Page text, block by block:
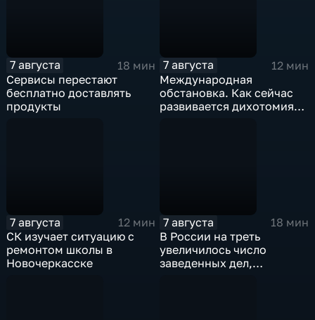
7 августа
18 мин
Сервисы перестают
бесплатно доставлять
продукты
7 августа
12 мин
Международная
обстановка. Как сейчас
развивается дихотомия
7 августа
12 мин
СК изучает ситуацию с
ремонтом школы в
Новочеркасске
7 августа
18 мин
В России на треть
увеличилось число
заведенных дел,